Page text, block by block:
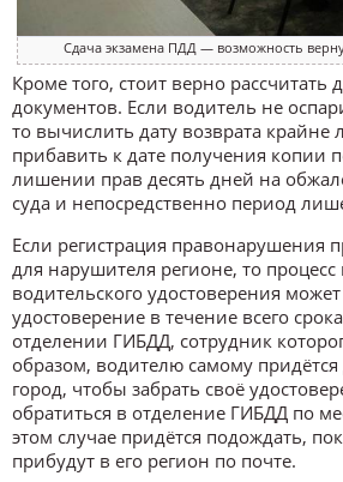
Сдача экзамена ПДД — возможность
Кроме того, стоит верно рассчитать
документов. Если водитель не
то вычислить дату возврата крайне
прибавить к дате получения копии
лишении прав десять дней на
суда и непосредственно период
Если регистрация правонарушения
для нарушителя регионе, то процесс
водительского удостоверения
удостоверение в течение всего
отделении ГИБДД, сотрудник
образом, водителю самому придётся
город, чтобы забрать своё
обратиться в отделение ГИБДД по
этом случае придётся подождать,
прибудут в его регион по почте.